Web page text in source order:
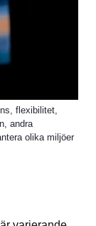
flexibilitet,
andra
olika miljöer